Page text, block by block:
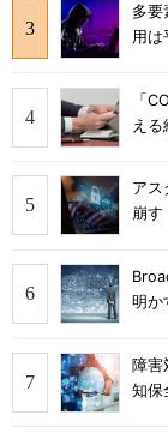
多
用は
「
え
ア
崩す
明か
障
知保